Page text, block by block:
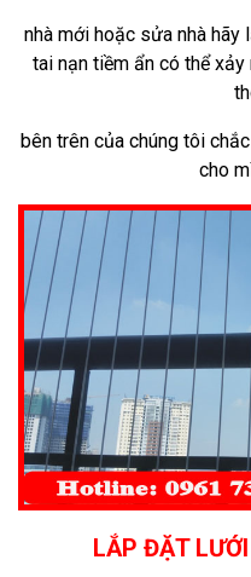
nhà mới hoặc sửa nhà
tai nạn tiềm ẩn có thể
bên trên của chúng tôi
cho
LẮP ĐẶT